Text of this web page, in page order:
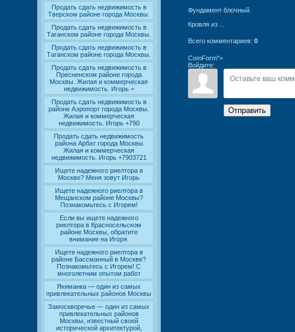
Продать сдать недвижимость в
Тверском районе города Москвы.
Продать сдать недвижимость в
Таганском районе города Москвы.
Продать сдать недвижимость в
Таганском районе города Москвы.
Продать сдать недвижимость в
Пресненском районе города
Москвы. Жилая и коммерческая
недвижимость. Игорь +
Продать сдать недвижимость в
районе Аэропорт города Москвы.
Жилая и коммерческая
недвижимость. Игорь +790
Продать сдать недвижимость
района Арбат города Москвы.
Жилая и коммерческая
недвижимость. Игорь +7903721
Ищете надежного риелтора в
Москве? Меня зовут Игорь
Ищете надежного риелтора в
Мещанском районе Москвы?
Познакомьтесь с Игорем!
Если вы ищете надежного
риелтора в Красносельском
районе Москвы, обратите
внимание на Игоря.
Ищете надежного риелтора в
районе Бассманный в Москве?
Познакомьтесь с Игорем! С
многолетним опытом работ
Якиманка — один из самых
привлекательных районов Москвы
Замоскворечье — один из самых
привлекательных районов
Москвы, известный своей
исторической архитектурой,
Фундамент блочный.
Кровля из ...
Всего комментариев: 0
ComForm">
Войдите:
Отправить